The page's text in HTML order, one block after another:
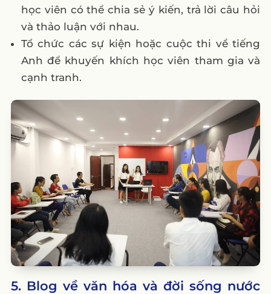
học viên có thể chia sẻ ý kiến, trả lời câu hỏi
và thảo luận với nhau.
Tổ chức các sự kiện hoặc cuộc thi về tiếng
Anh để khuyến khích học viên tham gia và
cạnh tranh.
5. Blog về văn hóa và đời sống nước